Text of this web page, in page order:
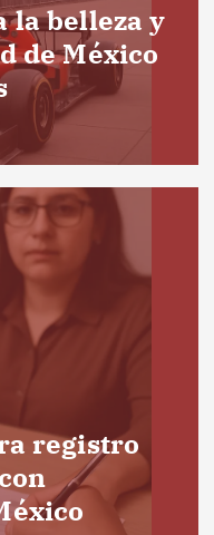
la belleza y
de México
registro